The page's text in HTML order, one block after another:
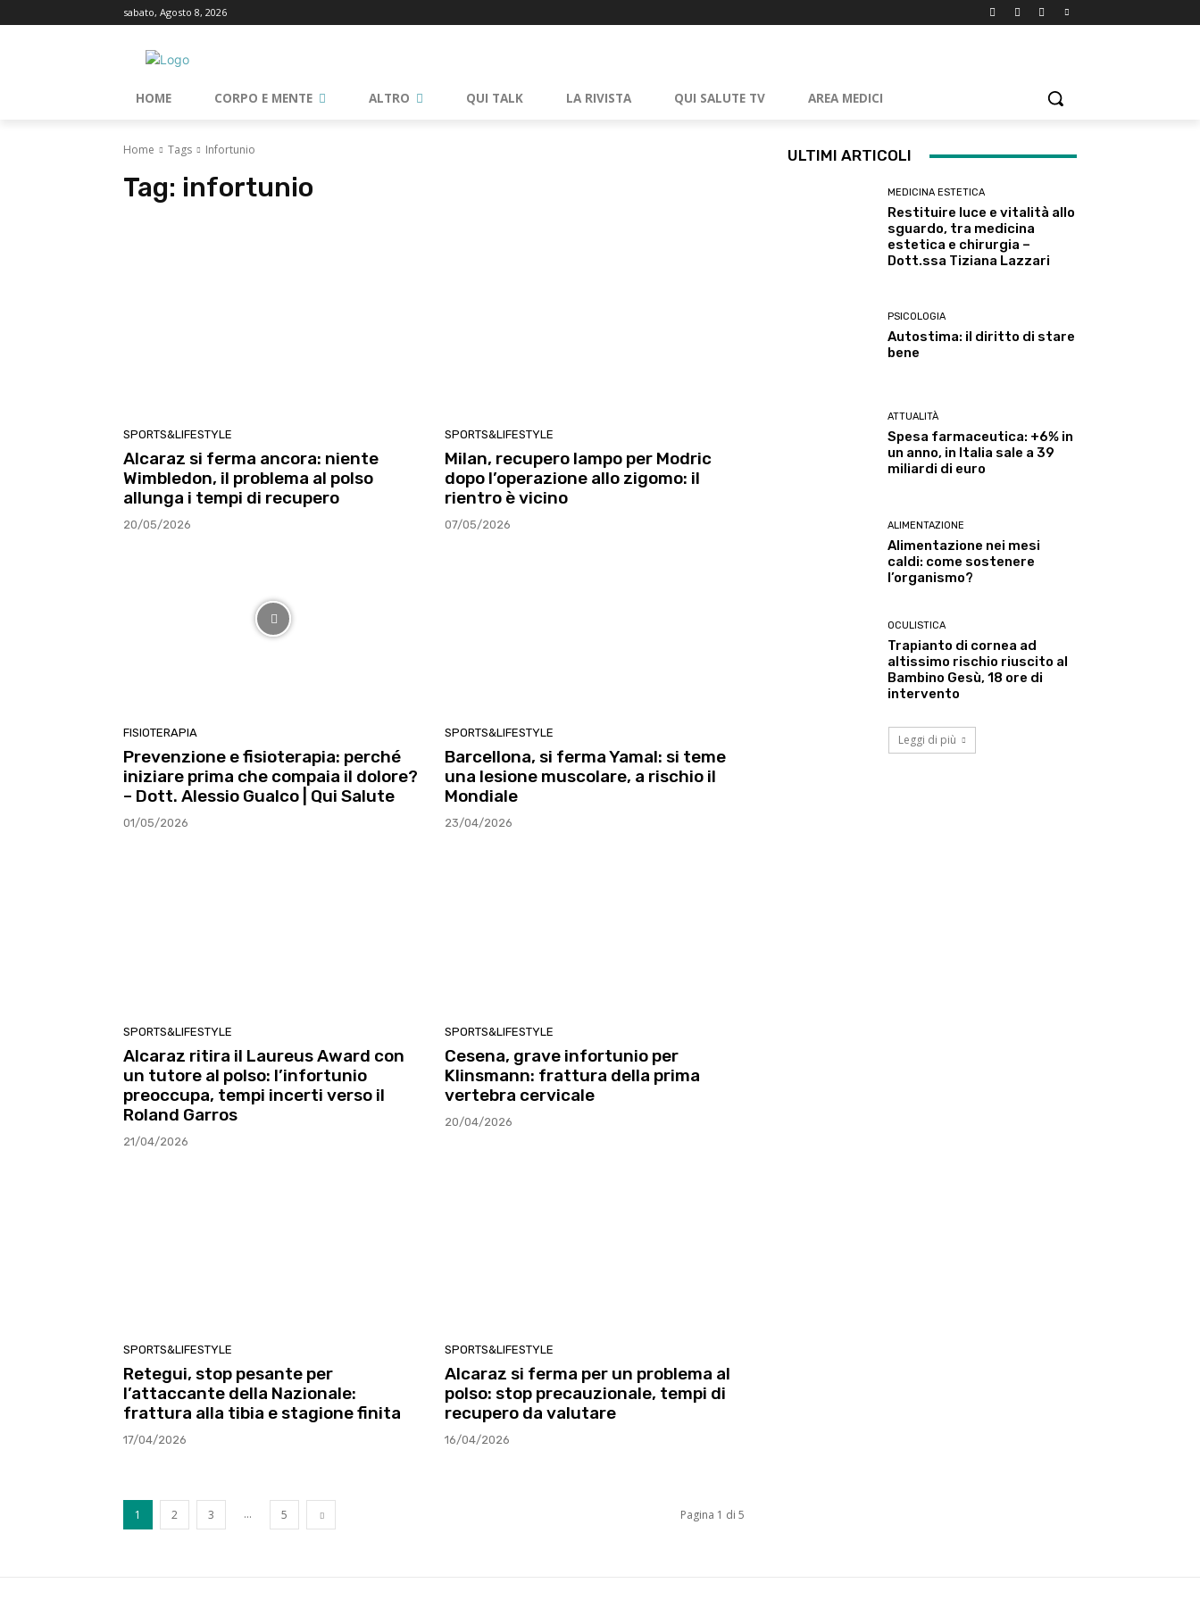
sabato, Agosto 8, 2026
HOME CORPO E MENTE ALTRO QUI TALK LA RIVISTA QUI SALUTE TV AREA MEDICI
Home Tags Infortunio
Tag: infortunio
SPORTS&LIFESTYLE
Alcaraz si ferma ancora: niente
Wimbledon, il problema al polso
allunga i tempi di recupero
20/05/2026
SPORTS&LIFESTYLE
Milan, recupero lampo per Modric
dopo l’operazione allo zigomo: il
rientro è vicino
07/05/2026
FISIOTERAPIA
Prevenzione e fisioterapia: perché
iniziare prima che compaia il dolore?
– Dott. Alessio Gualco | Qui Salute
01/05/2026
SPORTS&LIFESTYLE
Barcellona, si ferma Yamal: si teme
una lesione muscolare, a rischio il
Mondiale
23/04/2026
SPORTS&LIFESTYLE
Alcaraz ritira il Laureus Award con
un tutore al polso: l’infortunio
preoccupa, tempi incerti verso il
Roland Garros
21/04/2026
SPORTS&LIFESTYLE
Cesena, grave infortunio per
Klinsmann: frattura della prima
vertebra cervicale
20/04/2026
SPORTS&LIFESTYLE
Retegui, stop pesante per
l’attaccante della Nazionale:
frattura alla tibia e stagione finita
17/04/2026
SPORTS&LIFESTYLE
Alcaraz si ferma per un problema al
polso: stop precauzionale, tempi di
recupero da valutare
16/04/2026
1 2 3 ... 5 Pagina 1 di 5
ULTIMI ARTICOLI
MEDICINA ESTETICA
Restituire luce e vitalità allo
sguardo, tra medicina
estetica e chirurgia –
Dott.ssa Tiziana Lazzari
PSICOLOGIA
Autostima: il diritto di stare
bene
ATTUALITÀ
Spesa farmaceutica: +6% in
un anno, in Italia sale a 39
miliardi di euro
ALIMENTAZIONE
Alimentazione nei mesi
caldi: come sostenere
l’organismo?
OCULISTICA
Trapianto di cornea ad
altissimo rischio riuscito al
Bambino Gesù, 18 ore di
intervento
Leggi di più